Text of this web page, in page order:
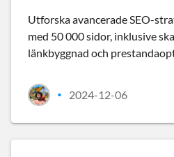
Utforska avancerade SEO-
med 50 000 sidor, inklusive
länkbyggnad och
• 2024-12-06